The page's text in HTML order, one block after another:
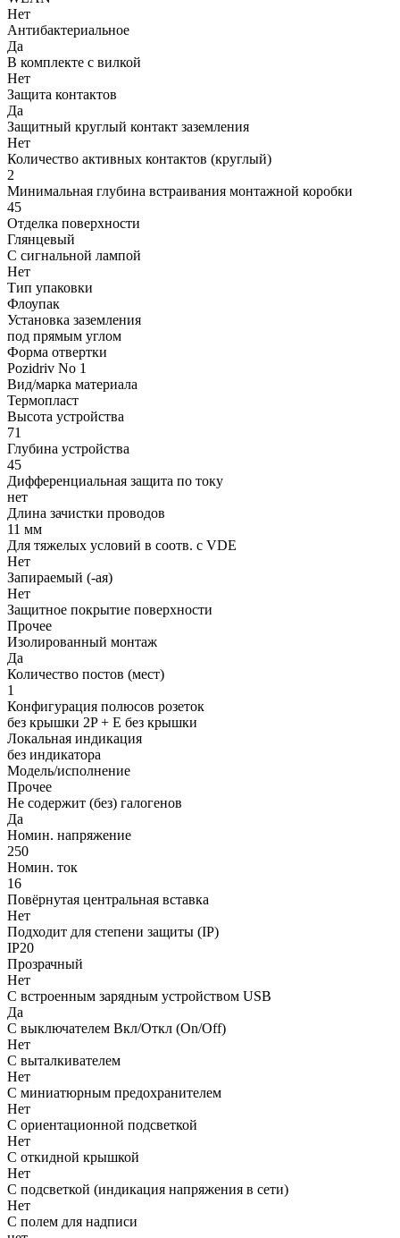
Нет
Антибактериальное
Да
В комплекте с вилкой
Нет
Защита контактов
Да
Защитный круглый контакт заземления
Нет
Количество активных контактов (круглый)
2
Минимальная глубина встраивания монтажной коробки
45
Отделка поверхности
Глянцевый
С сигнальной лампой
Нет
Тип упаковки
Флоупак
Установка заземления
под прямым углом
Форма отвертки
Pozidriv No 1
Вид/марка материала
Термопласт
Высота устройства
71
Глубина устройства
45
Дифференциальная защита по току
нет
Длина зачистки проводов
11 мм
Для тяжелых условий в соотв. с VDE
Нет
Запираемый (-ая)
Нет
Защитное покрытие поверхности
Прочее
Изолированный монтаж
Да
Количество постов (мест)
1
Конфигурация полюсов розеток
без крышки 2P + E без крышки
Локальная индикация
без индикатора
Модель/исполнение
Прочее
Не содержит (без) галогенов
Да
Номин. напряжение
250
Номин. ток
16
Повёрнутая центральная вставка
Нет
Подходит для степени защиты (IP)
IP20
Прозрачный
Нет
С встроенным зарядным устройством USB
Да
С выключателем Вкл/Откл (On/Off)
Нет
С выталкивателем
Нет
С миниатюрным предохранителем
Нет
С ориентационной подсветкой
Нет
С откидной крышкой
Нет
С подсветкой (индикация напряжения в сети)
Нет
С полем для надписи